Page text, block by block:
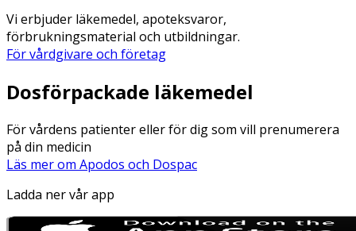
Vi erbjuder läkemedel, apoteksvaror,
förbrukningsmaterial och utbildningar.
För vårdgivare och företag
Dosförpackade läkemedel
För vårdens patienter eller för dig som vill prenumerera
på din medicin
Läs mer om Apodos och Dospac
Ladda ner vår app